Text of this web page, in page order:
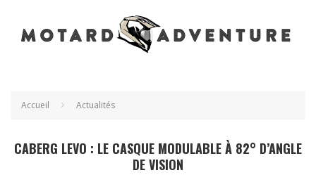
Accueil Actualités
CABERG LEVO : LE CASQUE MODULABLE À 82° D’ANGLE
DE VISION